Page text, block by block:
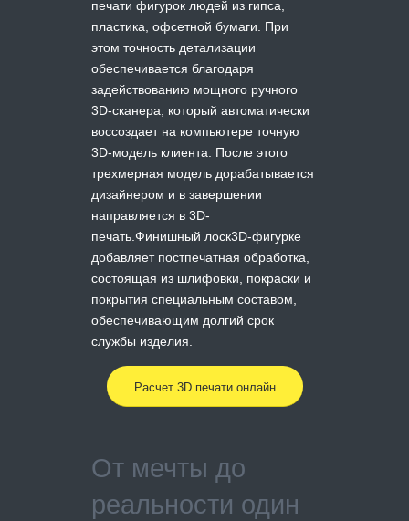
печати фигурок людей из гипса,
пластика, офсетной бумаги. При
этом точность детализации
обеспечивается благодаря
задействованию мощного ручного
3D-сканера, который автоматически
воссоздает на компьютере точную
3D-модель клиента. После этого
трехмерная модель дорабатывается
дизайнером и в завершении
направляется в 3D-
печать.Финишный лоск3D-фигурке
добавляет постпечатная обработка,
состоящая из шлифовки, покраски и
покрытия специальным составом,
обеспечивающим долгий срок
службы изделия.
Расчет 3D печати онлайн
От мечты до
реальности один